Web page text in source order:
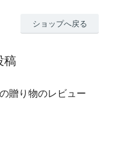
ショップへ戻る
稿
贈り物のレビュー